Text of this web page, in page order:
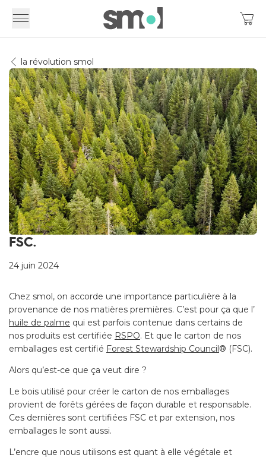
la révolution smol
FSC.
24 juin 2024
Chez smol, on accorde une importance particulière à la
provenance de nos matières premières. C’est pour ça que l’
huile de palme qui est parfois contenue dans certains de
nos produits est certifiée RSPO. Et que le carton de nos
emballages est certifié Forest Stewardship Council® (FSC).
Alors qu’est-ce que ça veut dire ?
Le bois utilisé pour créer le carton de nos emballages
provient de forêts gérées de façon durable et responsable.
Ces dernières sont certifiées FSC et par extension, nos
emballages le sont aussi.
L’encre que nous utilisons est quant à elle végétale et